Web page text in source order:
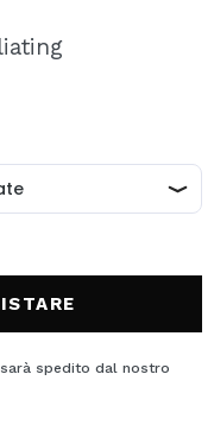
potrai fare i tuoi
stato dei tuoi ordini e
spedito dal nostro